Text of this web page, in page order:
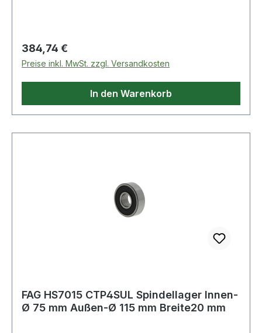
Regulärer Preis:
384,74 €
Preise inkl. MwSt. zzgl. Versandkosten
In den Warenkorb
FAG HS7015 CTP4SUL Spindellager Innen-
Ø 75 mm Außen-Ø 115 mm Breite20 mm